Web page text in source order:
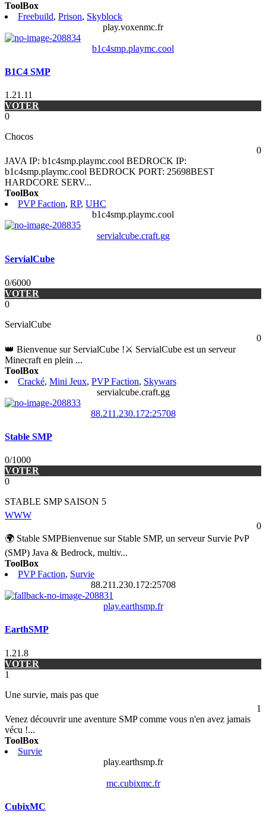
ToolBox
Freebuild, Prison, Skyblock
play.voxenmc.fr
b1c4smp.playmc.cool
B1C4 SMP
1.21.11
VOTER
0
Chocos
0
JAVA IP: b1c4smp.playmc.cool BEDROCK IP:
b1c4smp.playmc.cool BEDROCK PORT: 25698BEST
HARDCORE SERV...
ToolBox
PVP Faction, RP, UHC
b1c4smp.playmc.cool
servialcube.craft.gg
ServialCube
0/6000
VOTER
0
ServialCube
0
👑 Bienvenue sur ServialCube !⚔️ ServialCube est un serveur
Minecraft en plein ...
ToolBox
Cracké, Mini Jeux, PVP Faction, Skywars
servialcube.craft.gg
88.211.230.172:25708
Stable SMP
0/1000
VOTER
0
STABLE SMP SAISON 5
WWW
0
🌍 Stable SMPBienvenue sur Stable SMP, un serveur Survie PvP
(SMP) Java & Bedrock, multiv...
ToolBox
PVP Faction, Survie
88.211.230.172:25708
play.earthsmp.fr
EarthSMP
1.21.8
VOTER
1
Une survie, mais pas que
1
Venez découvrir une aventure SMP comme vous n'en avez jamais
vécu !...
ToolBox
Survie
play.earthsmp.fr
mc.cubixmc.fr
CubixMC